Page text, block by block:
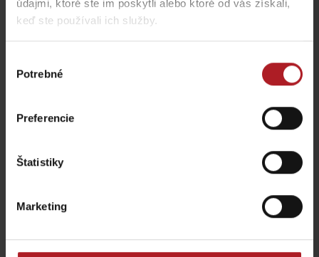
údajmi, ktoré ste im poskytli alebo ktoré od vás získali,
keď ste používali ich služby.
súhlasu
Potrebné
Preferencie
Štatistiky
Marketing